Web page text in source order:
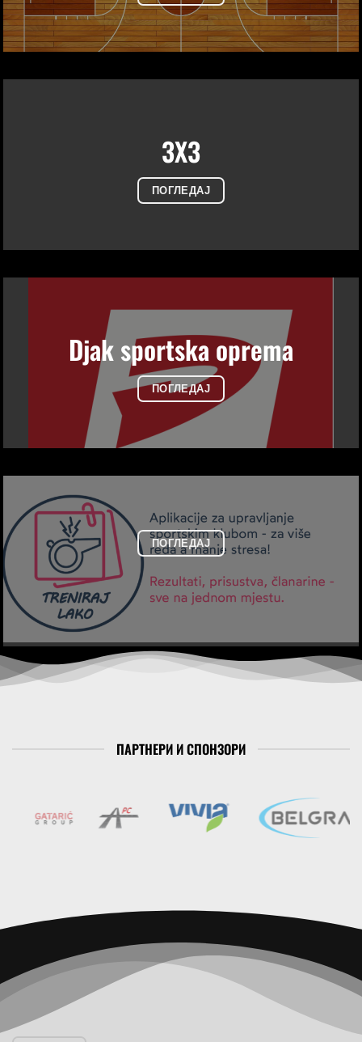
3X3
ПОГЛЕДАЈ
Djak sportska oprema
ПОГЛЕДАЈ
ПОГЛЕДАЈ
ПАРТНЕРИ И СПОНЗОРИ